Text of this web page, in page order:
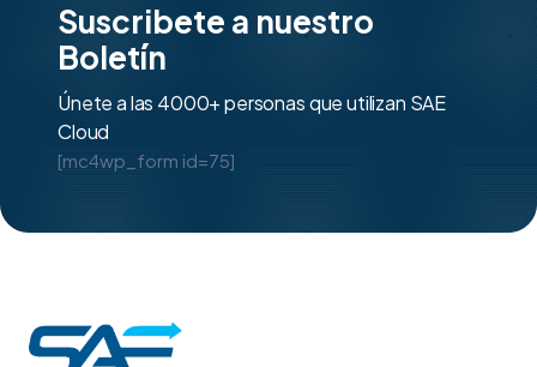
Suscribete a nuestro
Boletín
Únete a las 4000+ personas que utilizan SAE
Cloud
[mc4wp_form id=75]